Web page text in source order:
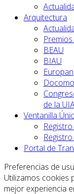
Arquitectura
BEAU
BIAU
Europan
de la
Ventanilla
Portal de
Preferencias de
Utilizamos cookies
mejor experiencia